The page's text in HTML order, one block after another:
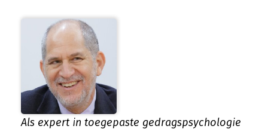
Als expert in toegepaste gedragspsychologie